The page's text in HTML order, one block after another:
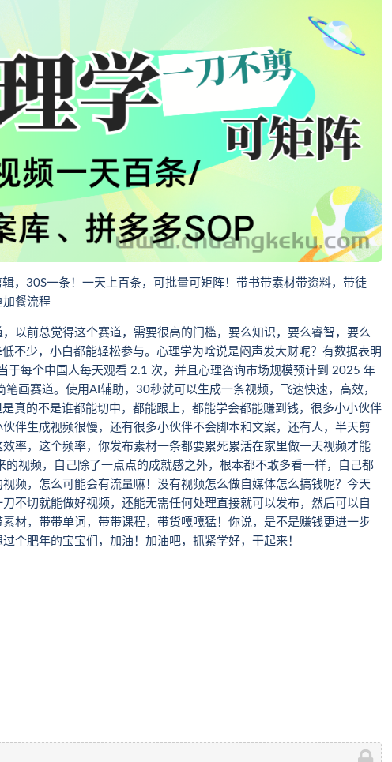
，30S一条！一天上百条，可批量可矩阵！带书带素材带资料，带徒
加餐流程
以前总觉得这个赛道，需要很高的门槛，要么知识，要么睿智，要么
不少，小白都能轻松参与。心理学为啥说是闷声发大财呢？有数据表明
于每个中国人每天观看 2.1 次，并且心理咨询市场规模预计到 2025 年
画赛道。使用AI辅助，30秒就可以生成一条视频，飞速快速，高效，
真的不是谁都能切中，都能跟上，都能学会都能赚到钱，很多小小伙伴
伴生成视频很慢，还有很多小伙伴不会脚本和文案，还有人，半天剪
率，这个频率，你发布素材一条都要累死累活在家里做一天视频才能
视频，自己除了一点点的成就感之外，根本都不敢多看一样，自己都
频，怎么可能会有流量嘛！没有视频怎么做自媒体怎么搞钱呢？今天
不切就能做好视频，还能无需任何处理直接就可以发布，然后可以自
材，带带单词，带带课程，带货嘎嘎猛！你说，是不是赚钱更进一步
个肥年的宝宝们，加油！加油吧，抓紧学好，干起来！